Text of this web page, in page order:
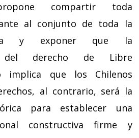
compartir toda
al conjunto de toda la
y exponer que la
del derecho de Libre
implica que los Chilenos
al contrario, será la
para establecer una
constructiva firme y